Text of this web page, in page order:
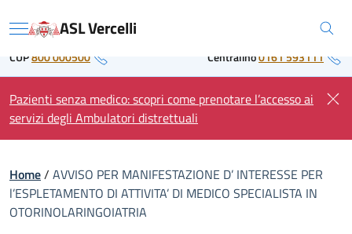
to Regione Piemonte
Menu ASL Vercelli
CUP800 000500 Centralino0161 593111
Pazienti senza medico: scopri come prenotare l’accesso ai
servizi degli Ambulatori distrettuali
Home/ AVVISO PER MANIFESTAZIONE D’ INTERESSE PER
l’ESPLETAMENTO DI ATTIVITA’ DI MEDICO SPECIALISTA IN
OTORINOLARINGOIATRIA